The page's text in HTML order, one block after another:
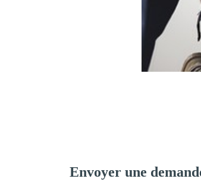
Envoyer une